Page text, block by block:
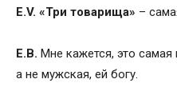
E.V. «Три товарища» –
Е.В. Мне кажется, это самая
а не мужская, ей богу.